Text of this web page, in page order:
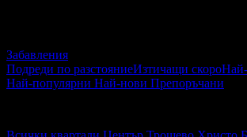
Забавления
Подреди по разстояниеИзтичащи скоро
Най-популярни Най-нови Препоръчани